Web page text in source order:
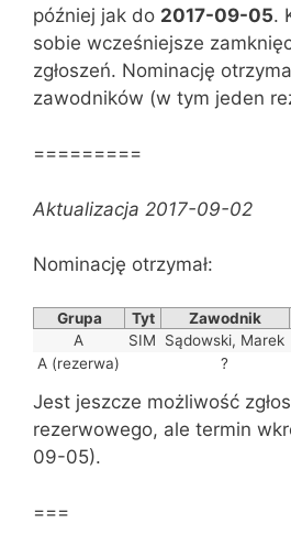
później jak do 2017-09-05.
sobie wcześniejsze
zgłoszeń. Nominację
zawodników (w tym jeden
=========
Aktualizacja 2017-09-02
Nominację otrzymał:
Grupa Tyt Zawodnik
A
SIM Sądowski, Marek
A (rezerwa)
?
Jest jeszcze możliwość
rezerwowego, ale termin
09-05).
===